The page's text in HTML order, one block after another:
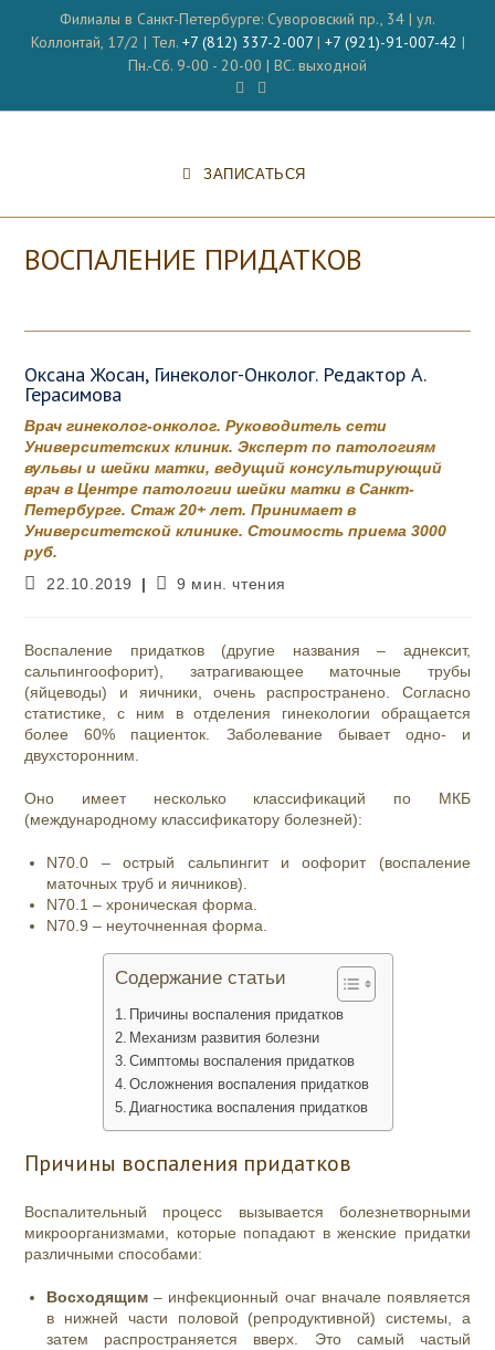
содержимому
Филиалы в Санкт-Петербурге: Суворовский пр., 34 | ул.
Коллонтай, 17/2 | Тел. +7 (812) 337-2-007| +7 (921)-91-007-42 |
Пн.-Сб. 9-00 - 20-00 | ВС. выходной
ЗАПИСАТЬСЯ
ВОСПАЛЕНИЕ ПРИДАТКОВ
Оксана Жосан, Гинеколог-Онколог. Редактор А.
Герасимова
Врач гинеколог-онколог. Руководитель сети
Университетских клиник. Эксперт по патологиям
вульвы и шейки матки, ведущий консультирующий
врач в Центре патологии шейки матки в Санкт-
Петербурге. Стаж 20+ лет. Принимает в
Университетской клинике. Стоимость приема 3000
руб.
Запись
22.10.2019
Время
9 мин. чтения
Воспаление придатков (другие названия – аднексит,
сальпингоофорит), затрагивающее маточные трубы
(яйцеводы) и яичники, очень распространено. Согласно
статистике, с ним в отделения гинекологии обращается
более 60% пациенток. Заболевание бывает одно- и
двухсторонним.
Оно имеет несколько классификаций по МКБ
(международному классификатору болезней):
N70.0 – острый сальпингит и оофорит (воспаление
маточных труб и яичников).
N70.1 – хроническая форма.
N70.9 – неуточненная форма.
Содержание статьи
Причины воспаления придатков
Механизм развития болезни
Симптомы воспаления придатков
Осложнения воспаления придатков
Диагностика воспаления придатков
Причины воспаления придатков
Воспалительный процесс вызывается болезнетворными
микроорганизмами, которые попадают в женские придатки
различными способами:
Восходящим – инфекционный очаг вначале появляется
в нижней части половой (репродуктивной) системы, а
затем распространяется вверх. Это самый частый